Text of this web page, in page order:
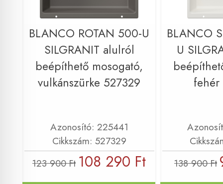
BLANCO ROTAN 500-U
SILGRANIT alulról
beépíthető mosogató,
vulkánszürke 527329
Azonosító: 225441
Cikkszám: 527329
123 900 Ft 108 290 Ft
BLANCO
U
138 900 Ft